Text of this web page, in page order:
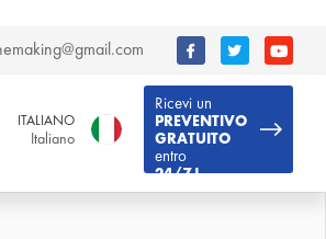
Ricevi un
PREVENTIVO
GRATUITO
entro
24/7 !
ITALIANO
Italiano